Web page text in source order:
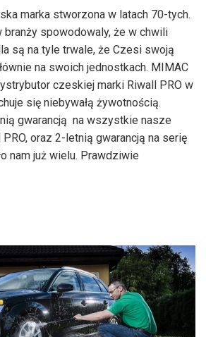
marka stworzona w latach 70-tych.
branży spowodowaly, że w chwili
są na tyle trwale, że Czesi swoją
na swoich jednostkach. MIMAC
czeskiej marki Riwall PRO w
się niebywałą żywotnością.
gwarancją na wszystkie nasze
oraz 2-letnią gwarancją na serię
nam już wielu. Prawdziwie